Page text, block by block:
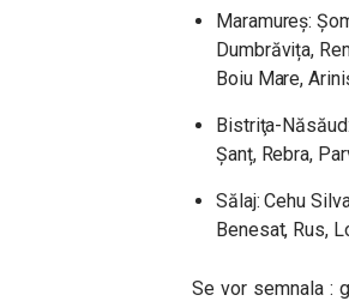
Maramureş:
Dumbrăvița,
Boiu Mare,
Bistriţa-
Șanț, Rebra,
Sălaj: Cehu
Benesat, Rus,
Se vor semnala :